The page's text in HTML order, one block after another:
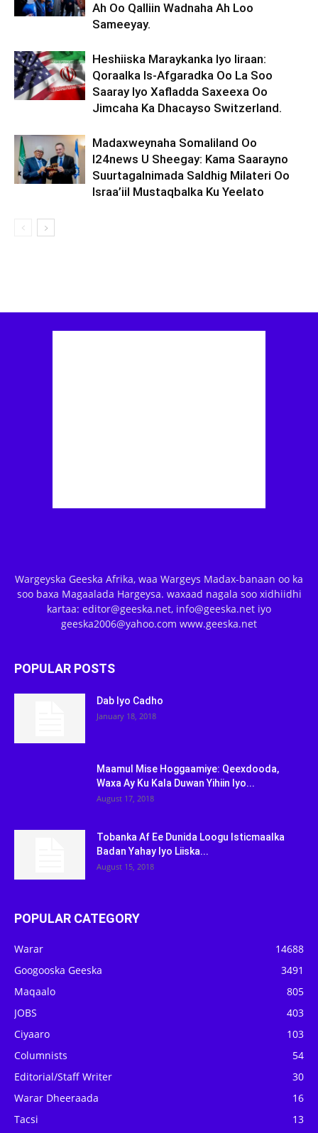
Ah Oo Qalliin Wadnaha Ah Loo
Sameeyay.
Heshiiska Maraykanka Iyo Iiraan:
Qoraalka Is-Afgaradka Oo La Soo
Saaray Iyo Xafladda Saxeexa Oo
Jimcaha Ka Dhacayso Switzerland.
Madaxweynaha Somaliland Oo
I24news U Sheegay: Kama Saarayno
Suurtagalnimada Saldhig Milateri Oo
Israa’iil Mustaqbalka Ku Yeelato
Wargeyska Geeska Afrika, waa Wargeys Madax-banaan oo ka
soo baxa Magaalada Hargeysa. waxaad nagala soo xidhiidhi
kartaa: editor@geeska.net, info@geeska.net iyo
geeska2006@yahoo.com www.geeska.net
POPULAR POSTS
Dab Iyo Cadho
January 18, 2018
Maamul Mise Hoggaamiye: Qeexdooda,
Waxa Ay Ku Kala Duwan Yihiin Iyo...
August 17, 2018
Tobanka Af Ee Dunida Loogu Isticmaalka
Badan Yahay Iyo Liiska...
August 15, 2018
POPULAR CATEGORY
Warar
14688
Googooska Geeska
3491
Maqaalo
805
JOBS
403
Ciyaaro
103
Columnists
54
Editorial/Staff Writer
30
Warar Dheeraada
16
Tacsi
13